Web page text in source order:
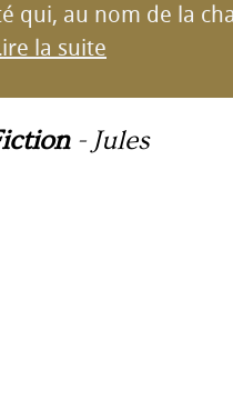
qui, au nom de la
la suite
- Jules